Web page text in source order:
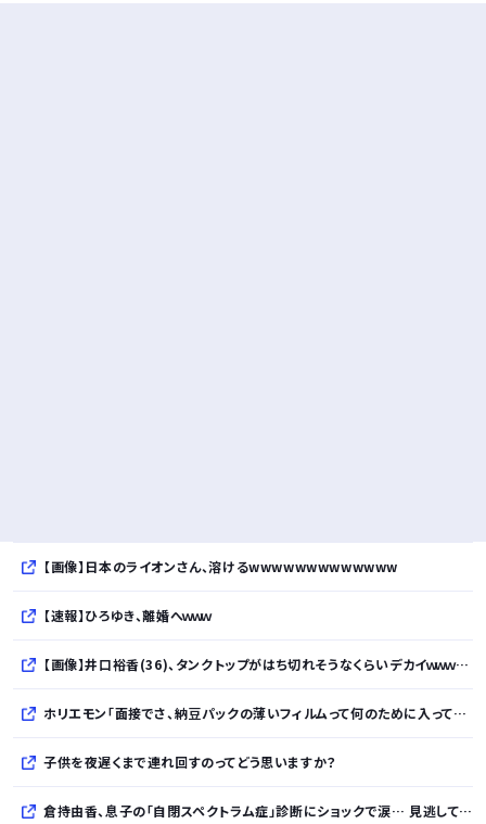
【画像】日本のライオンさん、溶けるwwwwwwwwwwwww
【速報】ひろゆき、離婚へｗｗｗ
【画像】井口裕香(36)、タンクトップがはち切れそうなくらいデカイｗｗｗｗｗｗｗｗｗｗｗ
ホリエモン「面接でさ、納豆パックの薄いフィルムって何のために入っていの？って聞くわけ」
子供を夜遅くまで連れ回すのってどう思いますか？
倉持由香、息子の「自閉スペクトラム症」診断にショックで涙… 見逃していた乳幼児期のサインとは